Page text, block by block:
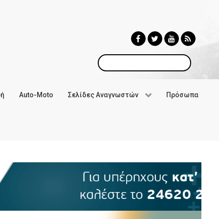
Αναζήτηση
Auto-Moto Σελίδες Αναγνωστών Πρόσωπα